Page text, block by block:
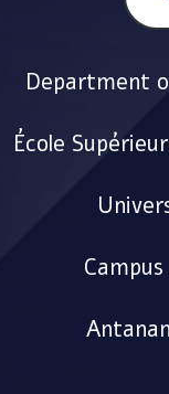
Department
École